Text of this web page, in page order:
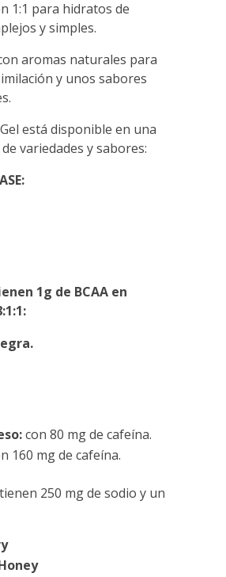
1:1 para hidratos de
y simples.
aromas naturales para
y unos sabores
está disponible en una
variedades y sabores:
1g de BCAA en
con 80 mg de cafeína.
160 mg de cafeína.
250 mg de sodio y un